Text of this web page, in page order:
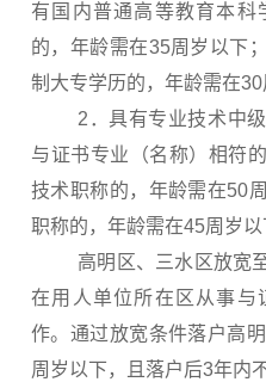
有国内普通高等教育本科
的，年龄需在35周岁以下
制大专学历的，年龄需在30
2．具有专业技术中级
与证书专业（名称）相符
技术职称的，年龄需在50
职称的，年龄需在45周岁以
高明区、三水区放宽至
在用人单位所在区从事与
作。通过放宽条件落户高
周岁以下，且落户后3年内